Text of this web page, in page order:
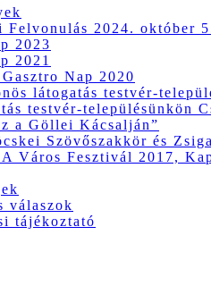
Felvonulás 2024. október
2023
2021
Nap 2020
látogatás testvér-
testvér-településünkön
a Göllei Kácsalján”
Szövőszakkör és
Város Fesztivál 2017,
válaszok
tájékoztató